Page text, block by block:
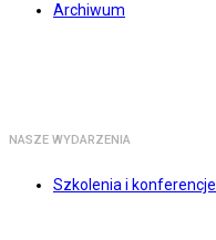
Archiwum
NASZE WYDARZENIA
Szkolenia i konferencje